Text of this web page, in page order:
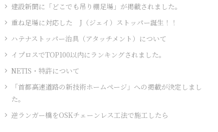
建設新聞に「どこでも吊り棚足場」が掲載されました。
重ね足場に対応した J（ジェイ）ストッパー誕生！！
ハテナストッパー治具（アタッチメント）について
イプロスでTOP100以内にランキングされました。
NETIS・特許について
「首都高速道路の新技術ホームページ」への掲載が決定しまし
た。
逆ランガー橋をOSKチェーンレス工法で施工したら